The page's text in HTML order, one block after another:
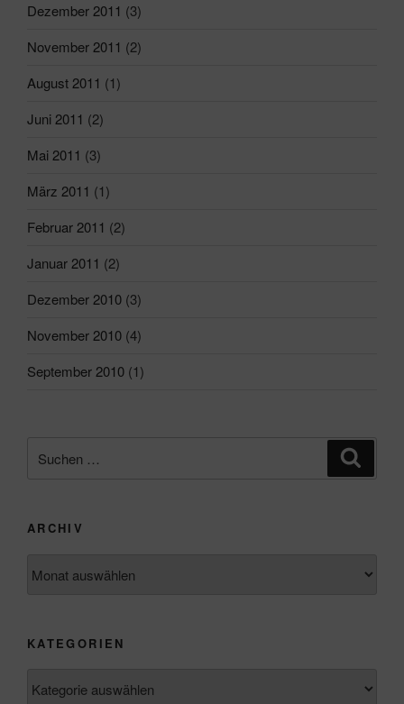
Dezember 2011 (3)
November 2011 (2)
August 2011 (1)
Juni 2011 (2)
Mai 2011 (3)
März 2011 (1)
Februar 2011 (2)
Januar 2011 (2)
Dezember 2010 (3)
November 2010 (4)
September 2010 (1)
nach:
ARCHIV
KATEGORIEN